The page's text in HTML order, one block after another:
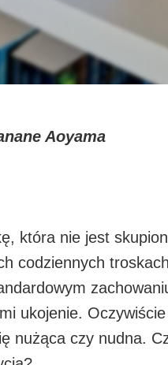
Aoyama
która nie jest
codziennych
ukojenie.
nużąca czy nudna.